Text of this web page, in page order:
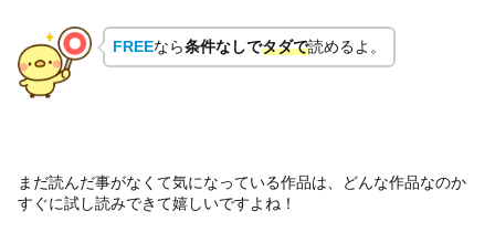
FREEなら条件なしでタダで読めるよ。
まだ読んだ事がなくて気になっている作品は、どんな作品なのか
すぐに試し読みできて嬉しいですよね！